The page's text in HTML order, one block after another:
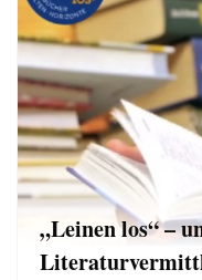
„Leinen los“ –